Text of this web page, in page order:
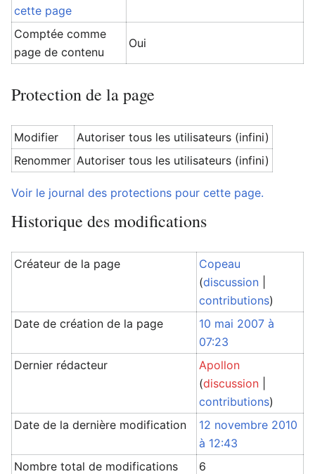
cette page
Comptée comme
page de contenu
Oui
Protection de la page
Modifier
Autoriser tous les utilisateurs (infini)
Renommer Autoriser tous les utilisateurs (infini)
Voir le journal des protections pour cette page.
Historique des modifications
Créateur de la page
Copeau
(discussion
contributions)
Date de création de la page
10 mai 2007 à
07:23
Dernier rédacteur
Apollon
(discussion
contributions)
Date de la dernière modification
12 novembre 2010
à 12:43
Nombre total de modifications
6